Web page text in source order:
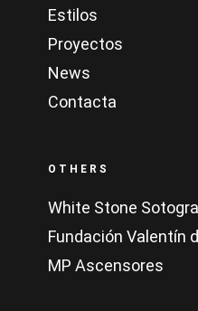
Estilos
Proyectos
News
Contacta
OTHERS
White Stone
Fundación Valentín
MP Ascensores